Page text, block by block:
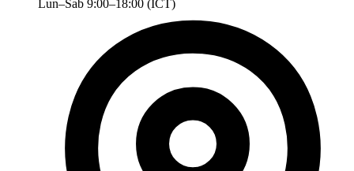
Lun–Sab 9:00–18:00 (ICT)